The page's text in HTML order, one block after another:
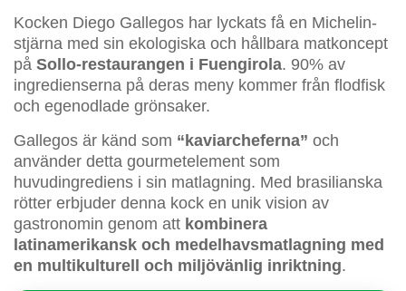
Kocken Diego Gallegos har lyckats få en Michelin-
stjärna med sin ekologiska och hållbara matkoncept
på Sollo-restaurangen i Fuengirola. 90% av
ingredienserna på deras meny kommer från flodfisk
och egenodlade grönsaker.
Gallegos är känd som “kaviarcheferna” och
använder detta gourmetelement som
huvudingrediens i sin matlagning. Med brasilianska
rötter erbjuder denna kock en unik vision av
gastronomin genom att kombinera
latinamerikansk och medelhavsmatlagning med
en multikulturell och miljövänlig inriktning.